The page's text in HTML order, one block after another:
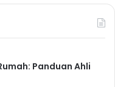
Cahaya biru dari
melatonin,
untukPanduan Ahli